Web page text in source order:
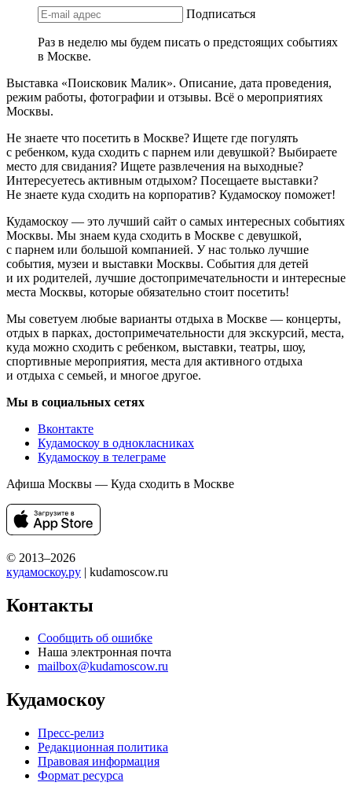
Подписаться
Раз в неделю мы будем писать о предстоящих событиях
в Москве.
Выставка «Поисковик Малик». Описание, дата проведения,
режим работы, фотографии и отзывы. Всё о мероприятиях
Москвы.
Не знаете что посетить в Москве? Ищете где погулять
с ребенком, куда сходить с парнем или девушкой? Выбираете
место для свидания? Ищете развлечения на выходные?
Интересуетесь активным отдыхом? Посещаете выставки?
Не знаете куда сходить на корпоратив? Кудамоскоу поможет!
Кудамоскоу — это лучший сайт о самых интересных событиях
Москвы. Мы знаем куда сходить в Москве с девушкой,
с парнем или большой компанией. У нас только лучшие
события, музеи и выставки Москвы. События для детей
и их родителей, лучшие достопримечательности и интересные
места Москвы, которые обязательно стоит посетить!
Мы советуем любые варианты отдыха в Москве — концерты,
отдых в парках, достопримечательности для экскурсий, места,
куда можно сходить с ребенком, выставки, театры, шоу,
спортивные мероприятия, места для активного отдыха
и отдыха с семьей, и многое другое.
Мы в социальных сетях
Вконтакте
Кудамоскоу в однокласниках
Кудамоскоу в телеграме
Афиша Москвы — Куда сходить в Москве
© 2013–2026
кудамоскоу.ру | kudamoscow.ru
Контакты
Сообщить об ошибке
Наша электронная почта
mailbox@kudamoscow.ru
Кудамоскоу
Пресс-релиз
Редакционная политика
Правовая информация
Формат ресурса